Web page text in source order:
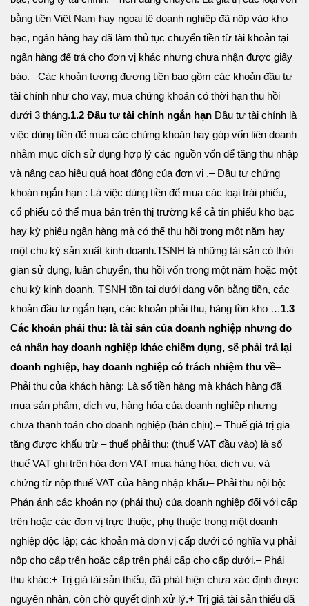
bằng tiền Việt Nam hay ngoại tệ doanh nghiệp đã nộp vào kho
bạc, ngân hàng hay đã làm thủ tục chuyển tiền từ tài khoản tại
ngân hàng để trả cho đơn vị khác nhưng chưa nhận được giấy
báo.– Các khoản tương đương tiền bao gồm các khoản đầu tư
tài chính như cho vay, mua chứng khoán có thời hạn thu hồi
dưới 3 tháng.1.2 Đầu tư tài chính ngắn hạn Đầu tư tài chính là
việc dùng tiền để mua các chứng khoán hay góp vốn liên doanh
nhằm mục đích sử dụng hợp lý các nguồn vốn để tăng thu nhập
và nâng cao hiệu quả hoạt động của đơn vị .– Đầu tư chứng
khoán ngắn hạn : Là việc dùng tiền để mua các loại trái phiếu,
cổ phiếu có thể mua bán trên thị trường kể cả tín phiếu kho bạc
hay kỳ phiếu ngân hàng mà có thể thu hồi trong một năm hay
một chu kỳ sản xuất kinh doanh.TSNH là những tài sản có thời
gian sử dụng, luân chuyển, thu hồi vốn trong một năm hoặc một
chu kỳ kinh doanh. TSNH tồn tại dưới dạng vốn bằng tiền, các
khoản đầu tư ngắn hạn, các khoản phải thu, hàng tồn kho …1.3
Các khoản phải thu: là tài sản của doanh nghiệp nhưng do
cá nhân hay doanh nghiệp khác chiếm dụng, sẽ phải trả lại
doanh nghiệp, hay doanh nghiệp có trách nhiệm thu về–
Phải thu của khách hàng: Là số tiền hàng mà khách hàng đã
mua sản phẩm, dịch vụ, hàng hóa của doanh nghiệp nhưng
chưa thanh toán cho doanh nghiệp (bán chịu).– Thuế giá trị gia
tăng được khấu trừ – thuế phải thu: (thuế VAT đầu vào) là số
thuế VAT ghi trên hóa đơn VAT mua hàng hóa, dịch vụ, và
chứng từ nộp thuế VAT của hàng nhập khẩu– Phải thu nội bộ:
Phản ánh các khoản nợ (phải thu) của doanh nghiệp đối với cấp
trên hoặc các đơn vị trực thuộc, phụ thuộc trong một doanh
nghiệp độc lập; các khoản mà đơn vị cấp dưới có nghĩa vụ phải
nộp cho cấp trên hoặc cấp trên phải cấp cho cấp dưới.– Phải
thu khác:+ Trị giá tài sản thiếu, đã phát hiện chưa xác định được
nguyên nhân, còn chờ quyết định xử lý.+ Trị giá tài sản thiếu đã